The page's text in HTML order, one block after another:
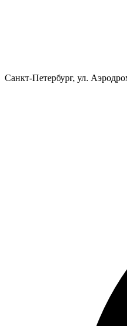
Санкт-Петербург, ул.